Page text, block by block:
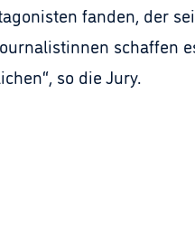
fanden, der
schaffen
so die Jury.